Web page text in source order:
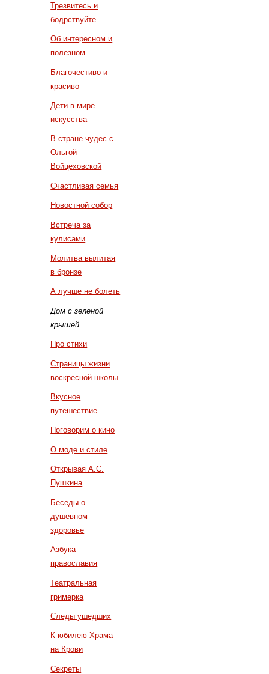
Трезвитесь и
бодрствуйте
Об интересном и
полезном
Благочестиво и
красиво
Дети в мире
искусства
В стране чудес с
Ольгой
Войцеховской
Счастливая семья
Новостной собор
Встреча за
кулисами
Молитва вылитая
в бронзе
А лучше не болеть
Дом с зеленой
крышей
Про стихи
Страницы жизни
воскресной школы
Вкусное
путешествие
Поговорим о кино
О моде и стиле
Открывая А.С.
Пушкина
Беседы о
душевном
здоровье
Азбука
православия
Театральная
гримерка
Следы ушедших
К юбилею Храма
на Крови
Секреты